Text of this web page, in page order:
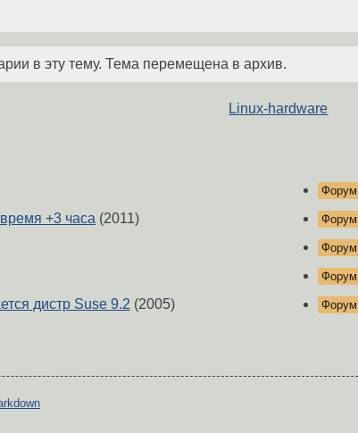
в эту тему. Тема перемещена в архив.
Linux-hardware
+3 часа (2011)
дистр Suse 9.2 (2005)
Форум
Форум
Форум
Форум
Форум